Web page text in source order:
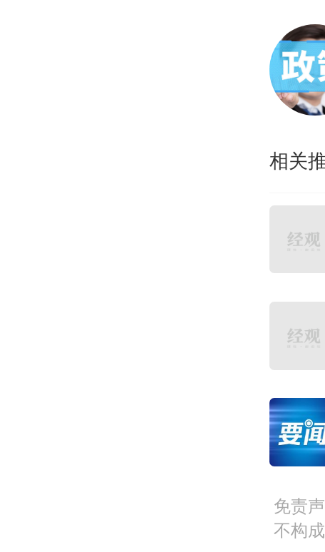
期
国列
东
—香
站
介绍
现
《
高质
年均
提高
三是
相关
免责
不构